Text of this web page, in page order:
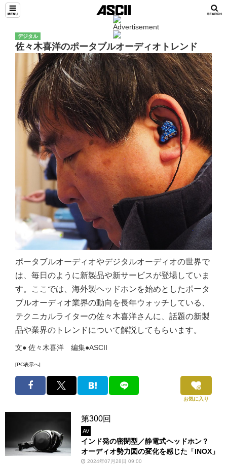
デジタル
佐々木喜洋のポータブルオーディオトレンド
ポータブルオーディオやデジタルオーディオの世界で
は、毎日のように新製品や新サービスが登場していま
す。ここでは、海外製ヘッドホンを始めとしたポータ
ブルオーディオ業界の動向を長年ウォッチしている、
テクニカルライターの佐々木喜洋さんに、話題の新製
品や業界のトレンドについて解説してもらいます。
文● 佐々木喜洋 編集●ASCII
[PC表示へ]
お気に入り
第300回
AV
インド発の密閉型／静電式ヘッドホン？
オーディオ勢力図の変化を感じた「INOX」
2024年07月28日 09:00